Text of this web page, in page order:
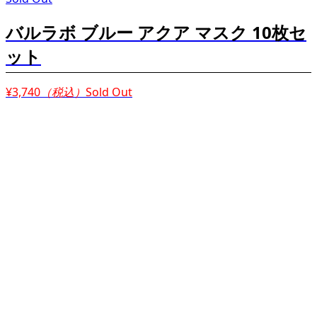
バルラボ ブルー アクア マスク 10枚セ
ット
¥3,740 （税込） Sold Out